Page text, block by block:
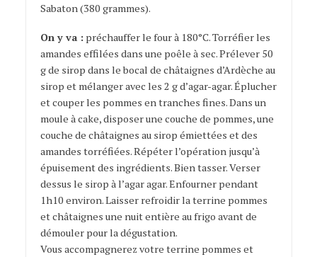
Sabaton (380 grammes).
On y va : préchauffer le four à 180°C. Torréfier les
amandes effilées dans une poêle à sec. Prélever 50
g de sirop dans le bocal de châtaignes d’Ardèche au
sirop et mélanger avec les 2 g d’agar-agar. Éplucher
et couper les pommes en tranches fines. Dans un
moule à cake, disposer une couche de pommes, une
couche de châtaignes au sirop émiettées et des
amandes torréfiées. Répéter l’opération jusqu’à
épuisement des ingrédients. Bien tasser. Verser
dessus le sirop à l’agar agar. Enfourner pendant
1h10 environ. Laisser refroidir la terrine pommes
et châtaignes une nuit entière au frigo avant de
démouler pour la dégustation.
Vous accompagnerez votre terrine pommes et